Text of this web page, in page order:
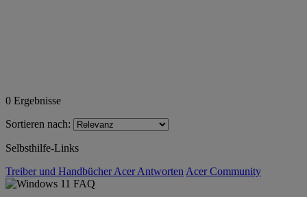
0 Ergebnisse
Sortieren nach:
Selbsthilfe-Links
Treiber und HandbücherAcer Antworten Acer Community